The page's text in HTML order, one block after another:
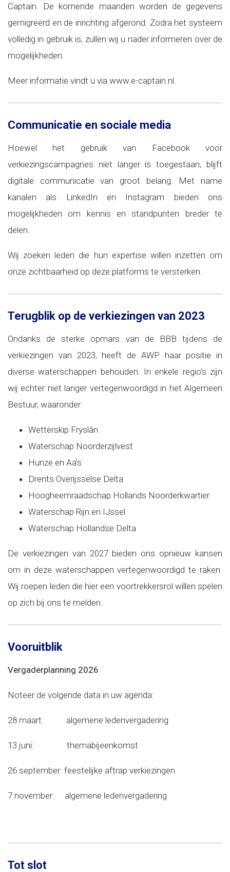
Captain. De komende maanden worden de gegevens
gemigreerd en de inrichting afgerond. Zodra het systeem
volledig in gebruik is, zullen wij u nader informeren over de
mogelijkheden.
Meer informatie vindt u via www.e-captain.nl.
Communicatie en sociale media
Hoewel het gebruik van Facebook voor
verkiezingscampagnes niet langer is toegestaan, blijft
digitale communicatie van groot belang. Met name
kanalen als LinkedIn en Instagram bieden ons
mogelijkheden om kennis en standpunten breder te
delen.
Wij zoeken leden die hun expertise willen inzetten om
onze zichtbaarheid op deze platforms te versterken.
Terugblik op de verkiezingen van 2023
Ondanks de sterke opmars van de BBB tijdens de
verkiezingen van 2023, heeft de AWP haar positie in
diverse waterschappen behouden. In enkele regio’s zijn
wij echter niet langer vertegenwoordigd in het Algemeen
Bestuur, waaronder:
Wetterskip Fryslân
Waterschap Noorderzijlvest
Hunze en Aa’s
Drents Overijsselse Delta
Hoogheemraadschap Hollands Noorderkwartier
Waterschap Rijn en IJssel
Waterschap Hollandse Delta
De verkiezingen van 2027 bieden ons opnieuw kansen
om in deze waterschappen vertegenwoordigd te raken.
Wij roepen leden die hier een voortrekkersrol willen spelen
op zich bij ons te melden.
Vooruitblik
Vergaderplanning 2026
Noteer de volgende data in uw agenda:
28 maart: algemene ledenvergadering
13 juni: themabijeenkomst
26 september: feestelijke aftrap verkiezingen
7 november: algemene ledenvergadering
Tot slot